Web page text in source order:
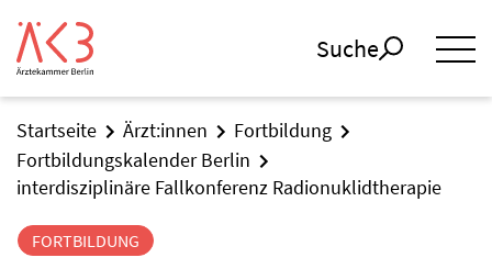
Suche
Startseite Ärzt:innen
Fortbildung
Fortbildungskalender Berlin
interdisziplinäre Fallkonferenz Radionuklidtherapie
FORTBILDUNG